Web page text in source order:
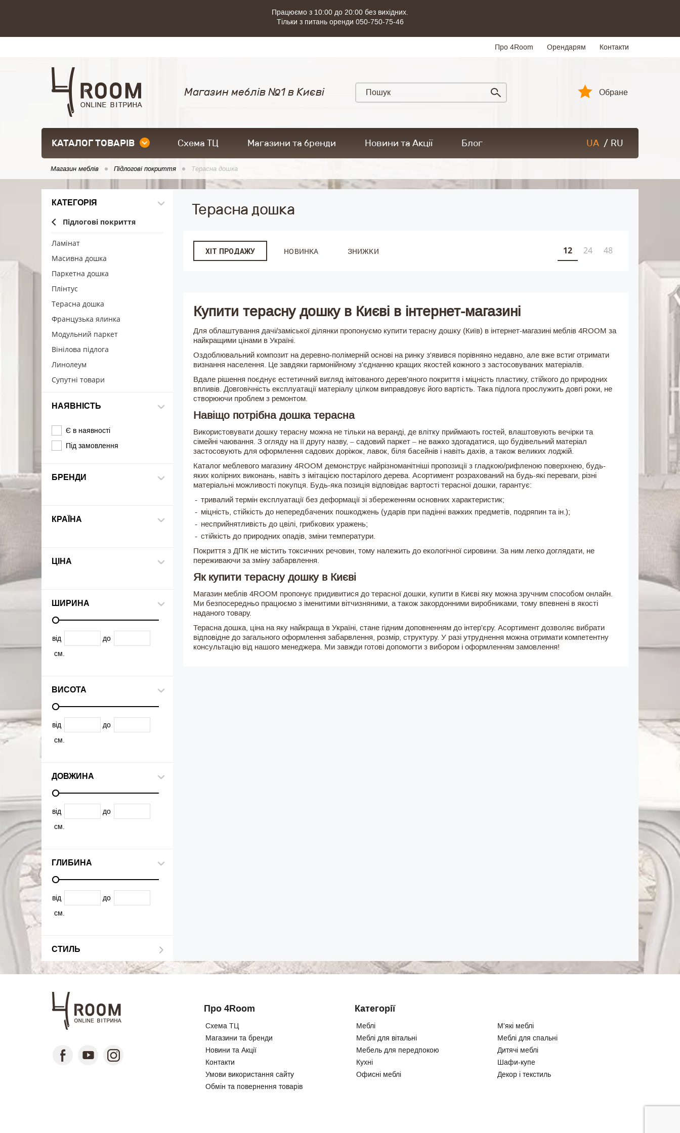
Працюємо з 10:00 до 20:00 без вихідних.
Тільки з питань оренди 050-750-75-46
Про 4Room Орендарям Контакти
Магазин меблів №1 в Києві Обране
КАТАЛОГ ТОВАРІВ Схема ТЦ Магазини та бренди Новини та Акції Блог UA / RU
Магазин меблів Підлогові покриття Терасна дошка
КАТЕГОРІЯ
Підлогові покриття
Ламінат
Масивна дошка
Паркетна дошка
Плінтус
Терасна дошка
Французька ялинка
Модульний паркет
Вінілова підлога
Линолеум
Супутні товари
НАЯВНІСТЬ
Є в наявності
Під замовлення
БРЕНДИ
КРАЇНА
ЦІНА
ШИРИНА
від
до
см.
ВИСОТА
від
до
см.
ДОВЖИНА
від
до
см.
ГЛИБИНА
від
до
см.
СТИЛЬ
Терасна дошка
ХІТ ПРОДАЖУ НОВИНКА ЗНИЖКИ 12 24 48
Купити терасну дошку в Києві в інтернет-магазині
Для облаштування дачі/заміської ділянки пропонуємо купити терасну дошку (Київ) в інтернет-магазині меблів 4ROOM за
найкращими цінами в Україні.
Оздоблювальний композит на деревно-полімерній основі на ринку з'явився порівняно недавно, але вже встиг отримати
визнання населення. Це завдяки гармонійному з'єднанню кращих якостей кожного з застосовуваних матеріалів.
Вдале рішення поєднує естетичний вигляд імітованого дерев'яного покриття і міцність пластику, стійкого до природних
впливів. Довговічність експлуатації матеріалу цілком виправдовує його вартість. Така підлога прослужить довгі роки, не
створюючи проблем з ремонтом.
Навіщо потрібна дошка терасна
Використовувати дошку терасну можна не тільки на веранді, де влітку приймають гостей, влаштовують вечірки та
сімейні чаювання. З огляду на її другу назву, – садовий паркет – не важко здогадатися, що будівельний матеріал
застосовують для оформлення садових доріжок, лавок, біля басейнів і навіть дахів, а також великих лоджій.
Каталог меблевого магазину 4ROOM демонструє найрізноманітніші пропозиції з гладкою/рифленою поверхнею, будь-
яких колірних виконань, навіть з імітацією постарілого дерева. Асортимент розрахований на будь-які переваги, різні
матеріальні можливості покупця. Будь-яка позиція відповідає вартості терасної дошки, гарантує:
тривалий термін експлуатації без деформації зі збереженням основних характеристик;
міцність, стійкість до непередбачених пошкоджень (ударів при падінні важких предметів, подряпин та ін.);
несприйнятливість до цвілі, грибкових уражень;
стійкість до природних опадів, зміни температури.
Покриття з ДПК не містить токсичних речовин, тому належить до екологічної сировини. За ним легко доглядати, не
переживаючи за зміну забарвлення.
Як купити терасну дошку в Києві
Магазин меблів 4ROOM пропонує придивитися до терасної дошки, купити в Києві яку можна зручним способом онлайн.
Ми безпосередньо працюємо з іменитими вітчизняними, а також закордонними виробниками, тому впевнені в якості
наданого товару.
Терасна дошка, ціна на яку найкраща в Україні, стане гідним доповненням до інтер'єру. Асортимент дозволяє вибрати
відповідне до загального оформлення забарвлення, розмір, структуру. У разі утруднення можна отримати компетентну
консультацію від нашого менеджера. Ми завжди готові допомогти з вибором і оформленням замовлення!
Про 4Room
Схема ТЦ
Магазини та бренди
Новини та Акції
Контакти
Умови використання сайту
Обмін та повернення товарів
Категорії
Меблі
М'які меблі
Меблі для вітальні
Меблі для спальні
Мебель для передпокою
Дитячі меблі
Кухні
Шафи-купе
Офисні меблі
Декор і текстиль